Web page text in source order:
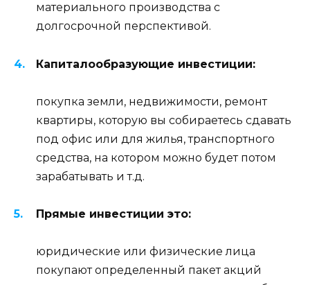
материального производства с
долгосрочной перспективой.
Капиталообразующие инвестиции:
покупка земли, недвижимости, ремонт
квартиры, которую вы собираетесь сдавать
под офис или для жилья, транспортного
средства, на котором можно будет потом
зарабатывать и т.д.
Прямые инвестиции это:
юридические или физические лица
покупают определенный пакет акций